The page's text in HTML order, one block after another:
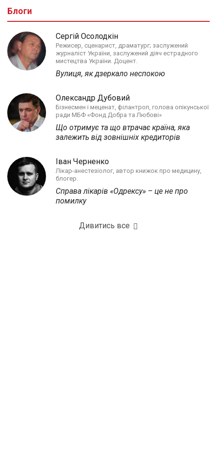
Блоги
Сергій Осолодкін
Режисер, сценарист, драматург; заслужений
журналіст України, заслужений діяч естрадного
мистецтва України. Доцент.
Вулиця, як дзеркало неспокою
Олександр Дубовий
Бізнесмен і меценат, філантроп, голова опікунської
ради МБФ «Фонд Добра та Любові»
Що отримує та що втрачає країна, яка
залежить від зовнішніх кредиторів
Іван Черненко
Лікар-анестезіолог, автор книжок про медицину,
блогер.
Справа лікарів «Одрексу» – це не про
помилку
Дивитись все